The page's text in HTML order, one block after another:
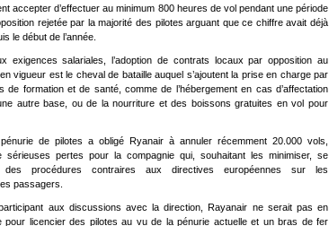
accepter d’effectuer au minimum 800 heures de vol pendant une période
rejetée par la majorité des pilotes arguant que ce chiffre avait déjà
le début de l’année.
exigences salariales, l’adoption de contrats locaux par opposition au
vigueur est le cheval de bataille auquel s’ajoutent la prise en charge par
de formation et de santé, comme de l’hébergement en cas d’affectation
autre base, ou de la nourriture et des boissons gratuites en vol pour
de pilotes a obligé Ryanair à annuler récemment 20.000 vols,
sérieuses pertes pour la compagnie qui, souhaitant les minimiser, se
des procédures contraires aux directives européennes sur les
passagers.
aux discussions avec la direction, Rayanair ne serait pas en
pour licencier des pilotes au vu de la pénurie actuelle et un bras de fer